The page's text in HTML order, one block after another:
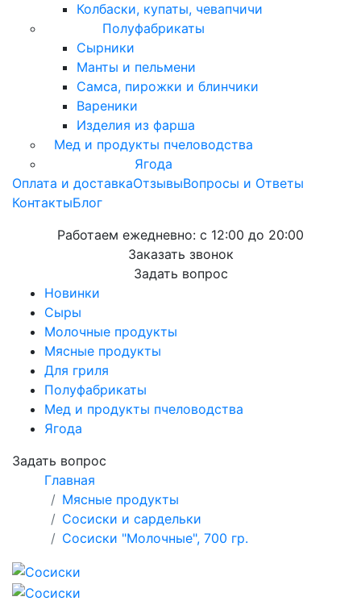
Колбаски, купаты, чевапчичи
Полуфабрикаты
Сырники
Манты и пельмени
Самса, пирожки и блинчики
Вареники
Изделия из фарша
Мед и продукты пчеловодства
Ягода
Оплата и доставкаОтзывыВопросы и Ответы
КонтактыБлог
Работаем ежедневно: с 12:00 до 20:00
Заказать звонок
Задать вопрос
Новинки
Сыры
Молочные продукты
Мясные продукты
Для гриля
Полуфабрикаты
Мед и продукты пчеловодства
Ягода
Задать вопрос
Главная
Мясные продукты
Сосиски и сардельки
Сосиски "Молочные", 700 гр.